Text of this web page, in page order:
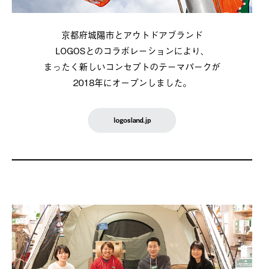
京都府城陽市とアウトドアブランド
LOGOSとのコラボレーションにより、
まったく新しいコンセプトのテーマパークが
2018年にオープンしました。
logosland.jp